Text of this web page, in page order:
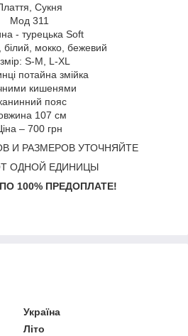
Сукня
Мод 311
- турецька Soft
білий, мокко, бежевий
S-M, L-XL
потайна змійка
кишенями
пояс
107 см
– 700 грн
И РАЗМЕРОВ УТОЧНЯЙТЕ
ОДНОЙ ЕДИНИЦЫ
100% ПРЕДОПЛАТЕ!
Україна
Літо